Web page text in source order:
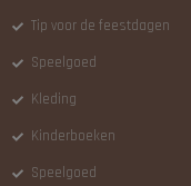
Tip voor de feestdagen
Speelgoed
Kleding
Kinderboeken
Speelgoed